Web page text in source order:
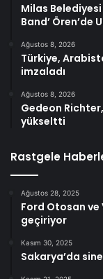
Milas
Band’ Ören’de
Ağustos 8, 2026
Türkiye,
imzaladı
Ağustos 8, 2026
Gedeon
yükseltti
Rastgele
Ağustos 28, 2025
Ford Otosan ve
geçiriyor
Kasım 30, 2025
Sakarya’da